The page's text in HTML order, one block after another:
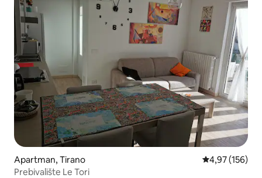
Apartman, Tirano Prosečna
4,97 (156)
Prebivalište Le Tori